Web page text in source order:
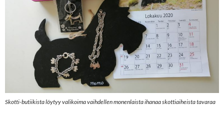
Skotti-butiikista löytyy valikoima vaihdellen monenlaista ihanaa skottiaiheista tavaraa